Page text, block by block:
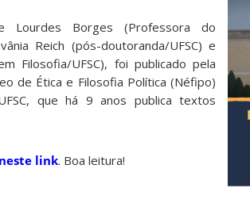
Borges (Professora do
Reich (pós-doutoranda/UFSC) e
Filosofia/UFSC), foi publicado pela
de Ética e Filosofia Política (Néfipo)
que há 9 anos publica textos
neste link. Boa leitura!